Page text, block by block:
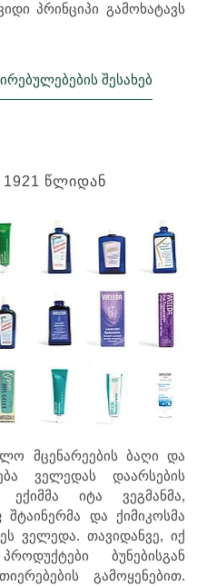
პრინციპი გამოხატავს
შესახებ
ᲬᲚᲘᲓᲐᲜ
მცენარეების ბაღი და
ველედას დაარსების
იტა ვეგმანმა,
და ქიმიკოსმა
ველედა. თავიდანვე, იქ
ბუნებისგან
გამოყენებით.